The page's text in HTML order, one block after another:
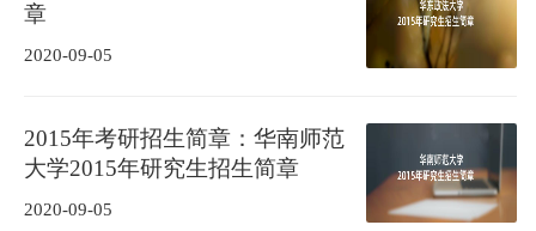
章
2020-09-05
2015年考研招生简章：华南师范
大学2015年研究生招生简章
2020-09-05